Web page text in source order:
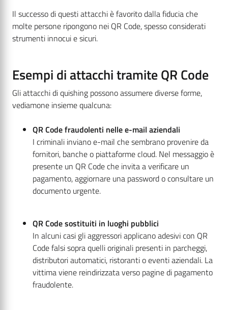
Il successo di questi attacchi è favorito dalla fiducia che
molte persone ripongono nei QR Code, spesso considerati
strumenti innocui e sicuri.
Esempi di attacchi tramite QR Code
Gli attacchi di quishing possono assumere diverse forme,
vediamone insieme qualcuna:
QR Code fraudolenti nelle e-mail aziendali
I criminali inviano e-mail che sembrano provenire da
fornitori, banche o piattaforme cloud. Nel messaggio è
presente un QR Code che invita a verificare un
pagamento, aggiornare una password o consultare un
documento urgente.
QR Code sostituiti in luoghi pubblici
In alcuni casi gli aggressori applicano adesivi con QR
Code falsi sopra quelli originali presenti in parcheggi,
distributori automatici, ristoranti o eventi aziendali. La
vittima viene reindirizzata verso pagine di pagamento
fraudolente.